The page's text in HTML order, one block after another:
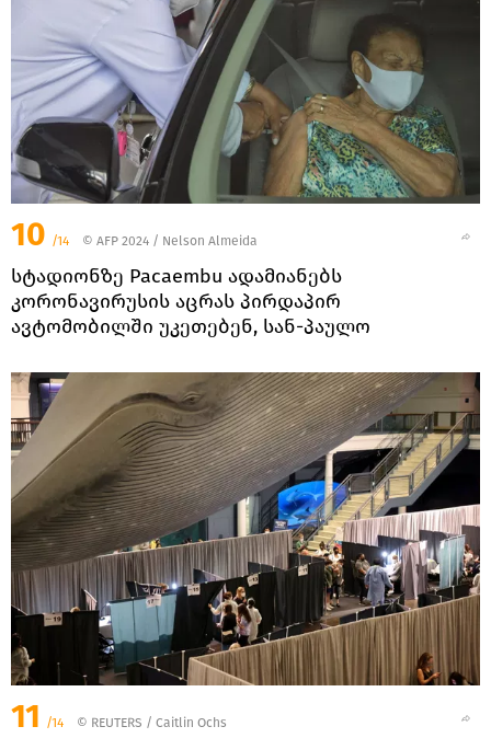
10 /14 © AFP 2024 / Nelson Almeida
სტადიონზე Pacaembu ადამიანებს
კორონავირუსის აცრას პირდაპირ
ავტომობილში უკეთებენ, სან-პაულო
11 /14 © REUTERS / Caitlin Ochs